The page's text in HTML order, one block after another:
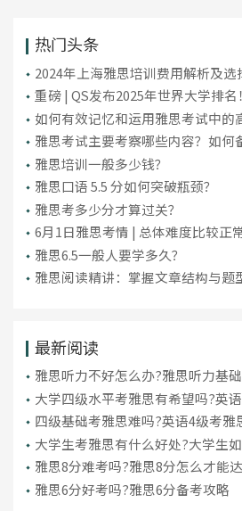
热门头条
2024年上海雅思培训费用解析及选
重磅 | QS发布2025年世界大学排
年重回英国第一！
如何有效记忆和运用雅思考试中的
雅思考试主要考察哪些内容？如何
雅思培训一般多少钱？
雅思口语 5.5 分如何突破瓶颈？
雅思考多少分才算过关？
6月1日雅思考情 | 总体难度比较正
雅思6.5一般人要学多久？
雅思阅读精讲：掌握文章结构与题
最新阅读
雅思听力不好怎么办?雅思听力基
大学四级水平考雅思有希望吗?英
四级基础考雅思难吗?英语4级考雅
大学生考雅思有什么好处?大学生
雅思8分难考吗?雅思8分怎么才能
雅思6分好考吗?雅思6分备考攻略